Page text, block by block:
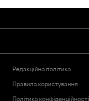
Редакційна політика
Правила користування
Політика конфіденційності